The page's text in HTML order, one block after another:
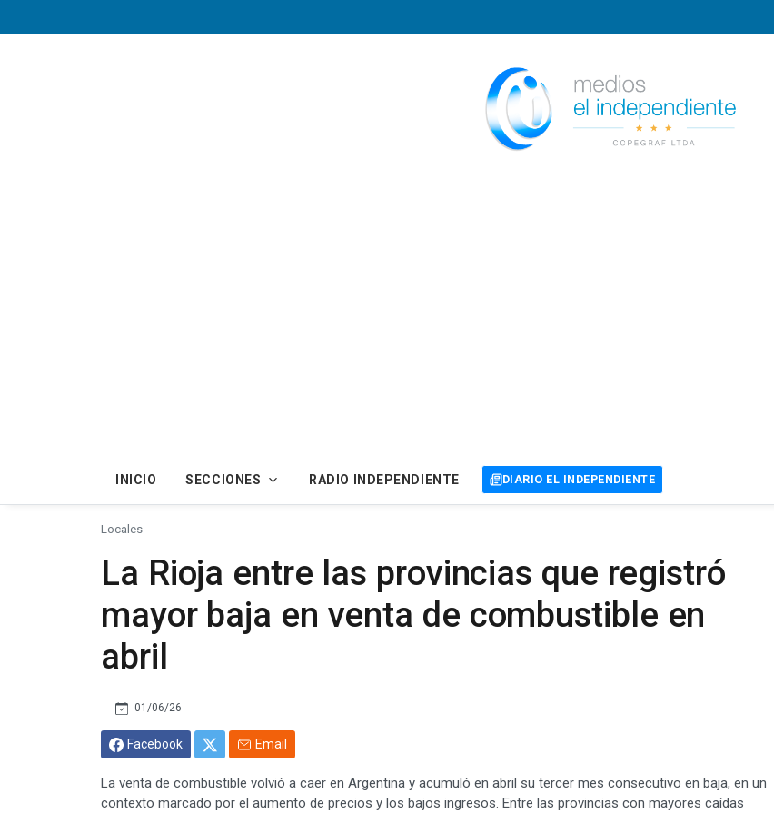
INICIO SECCIONES RADIO INDEPENDIENTE DIARIO EL INDEPENDIENTE
Locales
La Rioja entre las provincias que registró
mayor baja en venta de combustible en
abril
01/06/26
Facebook Email
La venta de combustible volvió a caer en Argentina y acumuló en abril su tercer mes consecutivo en baja, en un
contexto marcado por el aumento de precios y los bajos ingresos. Entre las provincias con mayores caídas